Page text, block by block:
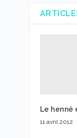
Le henné
11 avril 2012